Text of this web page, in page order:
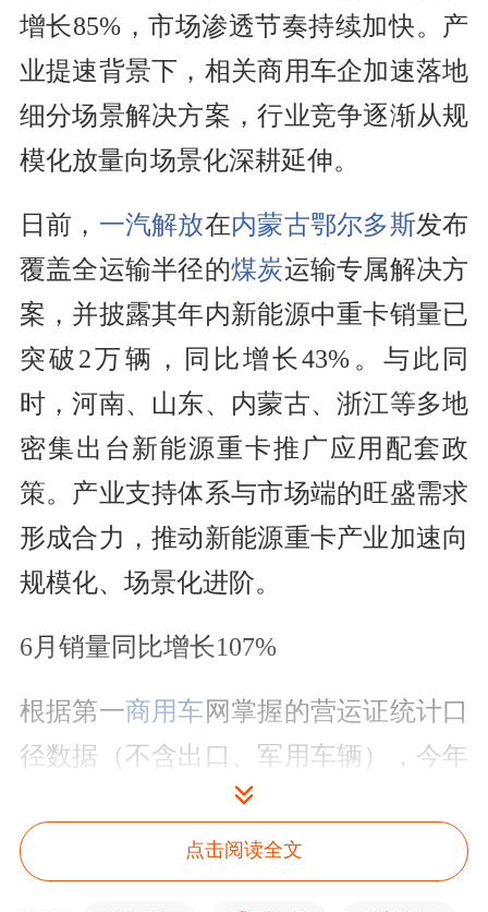
增长85%，市场渗透节奏持续加快。产
业提速背景下，相关商用车企加速落地
细分场景解决方案，行业竞争逐渐从规
模化放量向场景化深耕延伸。
日前， 一汽解放在内蒙古鄂尔多斯发布
覆盖全运输半径的煤炭运输专属解决方
案，并披露其年内新能源中重卡销量已
突破2万辆，同比增长43%。与此同
时，河南、山东、内蒙古、浙江等多地
密集出台新能源重卡推广应用配套政
策。产业支持体系与市场端的旺盛需求
形成合力，推动新能源重卡产业加速向
规模化、场景化进阶。
6月销量同比增长107%
根据第一商用车 网掌握的营运证统计口
径数据（不含出口、军用车辆），今年
6月国内新能源重卡单月新增销量3.25
万辆，同比增长107%，增速较上月进
一步扩大。其中，三一重卡、中国重
点击阅读全文